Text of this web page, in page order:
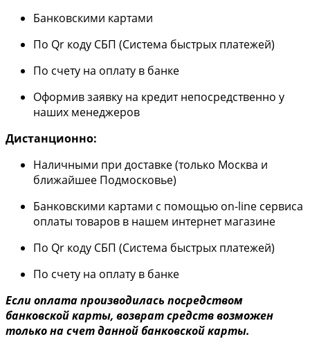
Банковскими картами
По Qr коду СБП (Система быстрых платежей)
По счету на оплату в банке
Оформив заявку на кредит непосредственно у
наших менеджеров
Дистанционно:
Наличными при доставке (только Москва и
ближайшее Подмосковье)
Банковскими картами с помощью on-line сервиса
оплаты товаров в нашем интернет магазине
По Qr коду СБП (Система быстрых платежей)
По счету на оплату в банке
Если оплата производилась посредством
банковской карты, возврат средств возможен
только на счет данной банковской карты.